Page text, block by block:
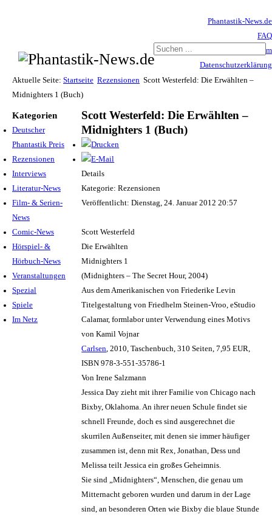
Phantastik-News.de
FAQ
Impressum
Datenschutzerklärung
Haftungsausschluss
Aktuelle Seite: Startseite Rezensionen Scott Westerfeld: Die Erwählten –
Midnighters 1 (Buch)
Kategorien
Deutscher
Phantastik Preis
Rezensionen
Interviews
Literatur-News
Film- & Serien-
News
Comic-News
Hörspiel- &
Hörbuch-News
Veranstaltungen
Spezial
Spiele
Im Netz
Scott Westerfeld: Die Erwählten –
Midnighters 1 (Buch)
Details
Kategorie: Rezensionen
Veröffentlicht: Dienstag, 24. Januar 2012 20:57
Scott Westerfeld
Die Erwählten
Midnighters 1
(Midnighters – The Secret Hour, 2004)
Aus dem Amerikanischen von Friederike Levin
Titelgestaltung von Friedhelm Steinen-Vroo, eStudio
Calamar, formlabor unter Verwendung eines Motivs
von Kamil Vojnar
Carlsen , 2010, Taschenbuch, 310 Seiten, 7,95 EUR,
ISBN 978-3-551-35786-1
Von Irene Salzmann
Jessica Day zieht mit ihrer Familie von Chicago nach
Bixby, Oklahoma. An ihrer neuen Schule findet sie
schnell Freunde, doch es sind ausgerechnet die
skurrilen Außenseiter, mit denen sie immer häufiger
zusammen ist, denn mit Rex, Jonathan, Dess und
Melissa teilt Jessica ein großes Geheimnis.
Sie sind „Midnighters“, Menschen, die genau um
Mitternacht geboren wurden und darum in der Lage
sind, an besonderen Orten wie Bixby die blaue Stunde